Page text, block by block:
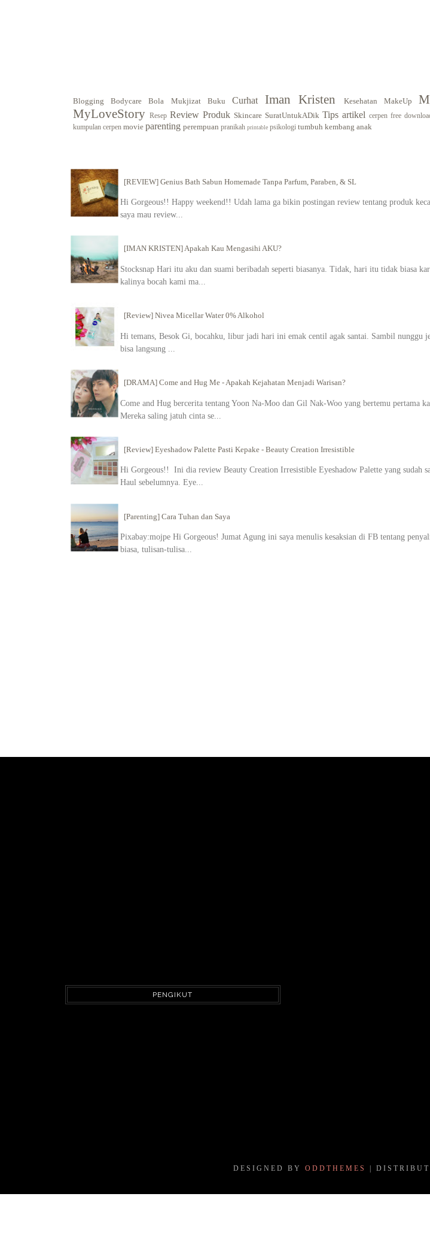
Blogging Bodycare Bola Mukjizat Buku Curhat Iman Kristen Kesehatan MakeUp
MyLoveStory Resep Review Produk Skincare SuratUntukADik Tips artikel cerpen free
kumpulan cerpen movie parenting perempuan pranikah printable psikologi tumbuh kembang anak
[REVIEW] Genius Bath Sabun Homemade Tanpa Parfum, Paraben, & SL
Hi Gorgeous!! Happy weekend!! Udah lama ga bikin postingan review tentang produk
saya mau review...
[IMAN KRISTEN] Apakah Kau Mengasihi AKU?
Stocksnap Hari itu aku dan suami beribadah seperti biasanya. Tidak, hari itu tidak biasa
kalinya bocah kami ma...
[Review] Nivea Micellar Water 0% Alkohol
Hi temans, Besok Gi, bocahku, libur jadi hari ini emak centil agak santai. Sambil nunggu
bisa langsung ...
[DRAMA] Come and Hug Me - Apakah Kejahatan Menjadi Warisan?
Come and Hug bercerita tentang Yoon Na-Moo dan Gil Nak-Woo yang bertemu pertama
Mereka saling jatuh cinta se...
[Review] Eyeshadow Palette Pasti Kepake - Beauty Creation Irresistible
Hi Gorgeous!! Ini dia review Beauty Creation Irresistible Eyeshadow Palette yang sudah
Haul sebelumnya. Eye...
[Parenting] Cara Tuhan dan Saya
Pixabay:mojpe Hi Gorgeous! Jumat Agung ini saya menulis kesaksian di FB tentang
biasa, tulisan-tulisa...
PENGIKUT
DESIGNED BY ODDTHEMES |